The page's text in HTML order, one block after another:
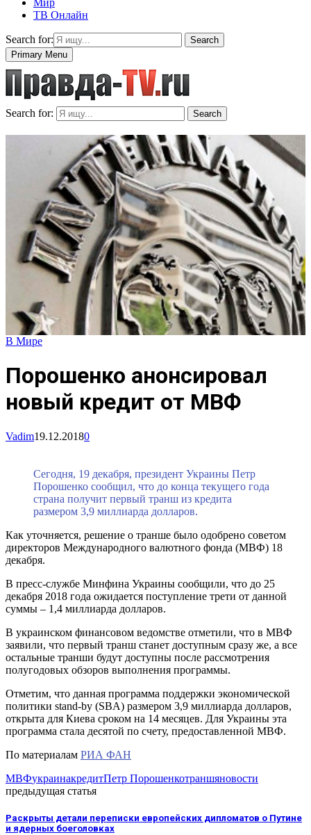
Мир
ТВ Онлайн
Search for:
Search
Primary Menu
Search for: Search
В Мире
Порошенко анонсировал
новый кредит от МВФ
Vadim19.12.20180
Сегодня, 19 декабря, президент Украины Петр
Порошенко сообщил, что до конца текущего года
страна получит первый транш из кредита
размером 3,9 миллиарда долларов.
Как уточняется, решение о транше было одобрено советом
директоров Международного валютного фонда (МВФ) 18
декабря.
В пресс-службе Минфина Украины сообщили, что до 25
декабря 2018 года ожидается поступление трети от данной
суммы – 1,4 миллиарда долларов.
В украинском финансовом ведомстве отметили, что в МВФ
заявили, что первый транш станет доступным сразу же, а все
остальные транши будут доступны после рассмотрения
полугодовых обзоров выполнения программы.
Отметим, что данная программа поддержки экономической
политики stand-by (SBA) размером 3,9 миллиарда долларов,
открыта для Киева сроком на 14 месяцев. Для Украины эта
программа стала десятой по счету, предоставленной МВФ.
По материалам РИА ФАН
МВФукраинакредитПетр Порошенкотраншяновости
предыдущая статья
Раскрыты детали переписки европейских дипломатов о Путине
и ядерных боеголовках